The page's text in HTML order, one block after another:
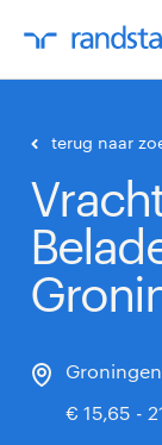
terug naar
Groningen
€ 15,65 -